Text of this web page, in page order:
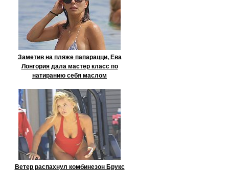
Заметив на пляже папарацци, Ева
Лонгория дала мастер класс по
натиранию себя маслом
Ветер распахнул комбинезон Брукс